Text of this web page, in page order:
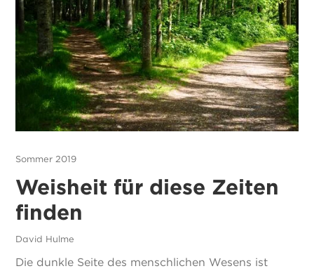
Sommer 2019
Weisheit für diese Zeiten
finden
David Hulme
Die dunkle Seite des menschlichen Wesens ist